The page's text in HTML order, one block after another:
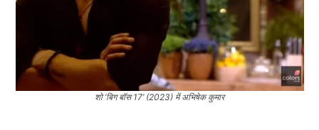
शो ‘बिग बॉस 17’ (2023) में अभिषेक कुमार